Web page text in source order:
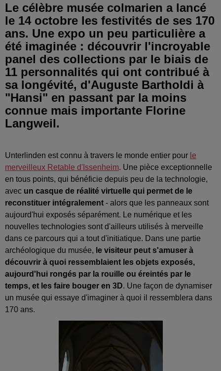
Le célèbre musée colmarien a lancé
le 14 octobre les festivités de ses 170
ans. Une expo un peu particulière a
été imaginée : découvrir l'incroyable
panel des collections par le biais de
11 personnalités qui ont contribué à
sa longévité, d'Auguste Bartholdi à
"Hansi" en passant par la moins
connue mais importante Florine
Langweil.
Unterlinden est connu à travers le monde entier pour le
merveilleux Retable d'Issenheim. Une pièce exceptionnelle
en tous points, qui bénéficie depuis peu de la technologie,
avec un casque de réalité virtuelle qui permet de le
reconstituer intégralement - alors que les panneaux sont
aujourd'hui exposés séparément. Le numérique et les
nouvelles technologies sont d'ailleurs utilisés à merveille
dans ce parcours qui a tout d'initiatique. Dans une partie
archéologique du musée, le visiteur peut s'amuser à
découvrir à quoi ressemblaient les objets exposés,
aujourd'hui rongés par la rouille ou éreintés par le
temps, et les faire bouger en 3D. Une façon de dynamiser
un musée qui essaye d'imaginer à quoi il ressemblera dans
170 ans.